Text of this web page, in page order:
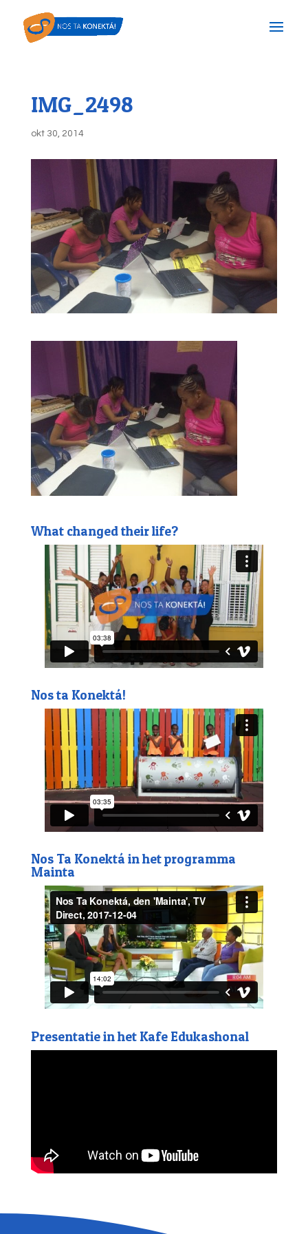
IMG_2498
okt 30, 2014
What changed their life?
Nos ta Konektá!
Nos Ta Konektá in het programma
Mainta
Presentatie in het Kafe Edukashonal